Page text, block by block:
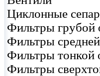
Циклонные
Фильтры грубой
Фильтры
Фильтры тонкой
Фильтры